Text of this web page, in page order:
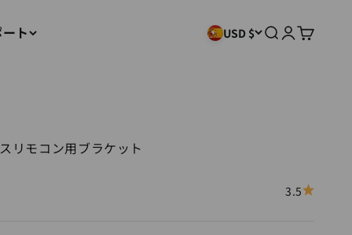
ト USD $ 検索ログイン
カート
リモコン用ブラケット
3.5